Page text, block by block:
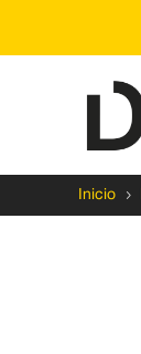
Inicio 5